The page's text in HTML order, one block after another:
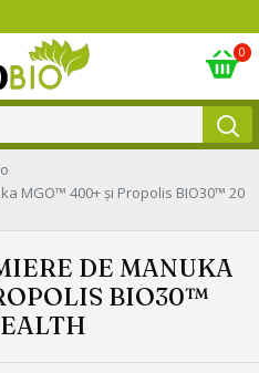
0
MGO™ 400+ şi Propolis BIO30™ 20
DE MANUKA
BIO30™